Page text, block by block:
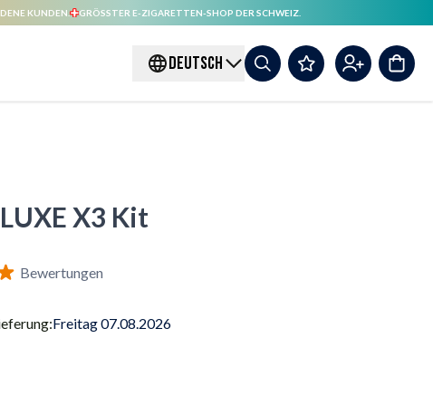
KUNDEN. GRÖSSTER E-ZIGARETTEN-SHOP DER SCHWEIZ.
DEUTSCH
X3 Kit
Bewertungen
Freitag 07.08.2026